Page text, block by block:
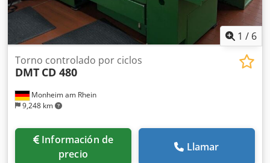
1 / 6
Monheim am Rhein
9,248 km
Torno controlado por ciclos
DMT CD 480
Información de
precio
Llamar